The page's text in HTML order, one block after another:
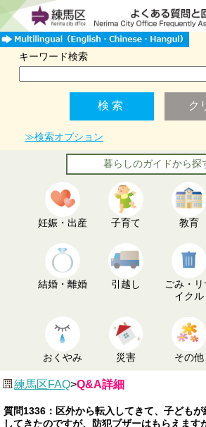
キーワード検索
≫検索オプション
暮らしのガイドから探
妊娠・出産 子育て 教育
結婚・離婚 引越し
ごみ・リ
イクル
おくやみ 災害 その他
練馬区FAQ>Q&A詳細
質問1336：区外から転入してきて、子ども
してきたのですが、防犯ブザーはもらえます